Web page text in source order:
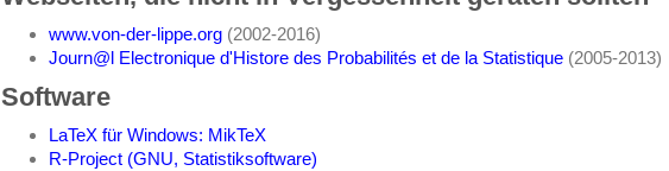
www.von-der-lippe.org(2002-2016)
Journ@l Electronique d'Histore des Probabilités et de la Statistique(2005-2013)
Software
LaTeX für Windows: MikTeX
R-Project (GNU, Statistiksoftware)